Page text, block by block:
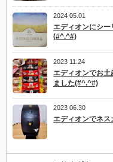
2024 05.01
エディオンにシ
(#^.^#)
2023 11.24
エディオンでお
ました(#^.^#)
2023 06.30
エディオンでネ